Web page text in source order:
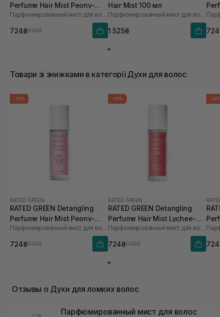
Perfume Hair Mist Peony-
Coconut-Sandal
Парфюмированный мист для волос пион-кокос-сандал
724₴905₴
Hair Mist 100 мл
Парфюмированный мист для волос
1 525₴
Товари зі знижками в категорії Духи для волос
-20%
RATED GREEN
RATED GREEN Detangling
Perfume Hair Mist Peony-
Coconut-Sandal
Парфюмированный мист для волос пион-кокос-сандал
724₴905₴
-20%
RATED GREEN
RATED GREEN Detangling
Perfume Hair Mist Lychee-
Rose-Cedar 80 мл
Парфюмированный мист для волос личи-роза-кедр
724₴905₴
-
Отзывы о Духи для ломких волос
Парфюмированный мист для волос